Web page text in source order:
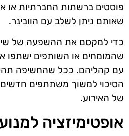
פוסטים ברשתות החברתיות או
שאותם ניתן לשלב עם הוובינר.
כדי למקסם את ההשפעה של
שהמומחים או השותפים ישתפו
עם קהליהם. ככל שהחשיפה
הסיכוי למשוך משתתפים
של האירוע.
אופטימיזציה